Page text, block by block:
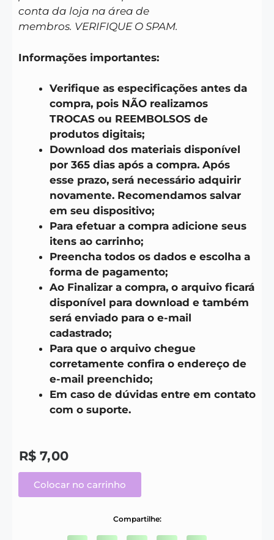
conta da loja na área de
membros. VERIFIQUE O SPAM.
Informações importantes:
Verifique as especificações antes da
compra, pois NÃO realizamos
TROCAS ou REEMBOLSOS de
produtos digitais;
Download dos materiais disponível
por 365 dias após a compra. Após
esse prazo, será necessário adquirir
novamente. Recomendamos salvar
em seu dispositivo;
Para efetuar a compra adicione seus
itens ao carrinho;
Preencha todos os dados e escolha a
forma de pagamento;
Ao Finalizar a compra, o arquivo ficará
disponível para download e também
será enviado para o e-mail
cadastrado;
Para que o arquivo chegue
corretamente confira o endereço de
e-mail preenchido;
Em caso de dúvidas entre em contato
com o suporte.
R$ 7,00
Colocar no carrinho
Compartilhe: